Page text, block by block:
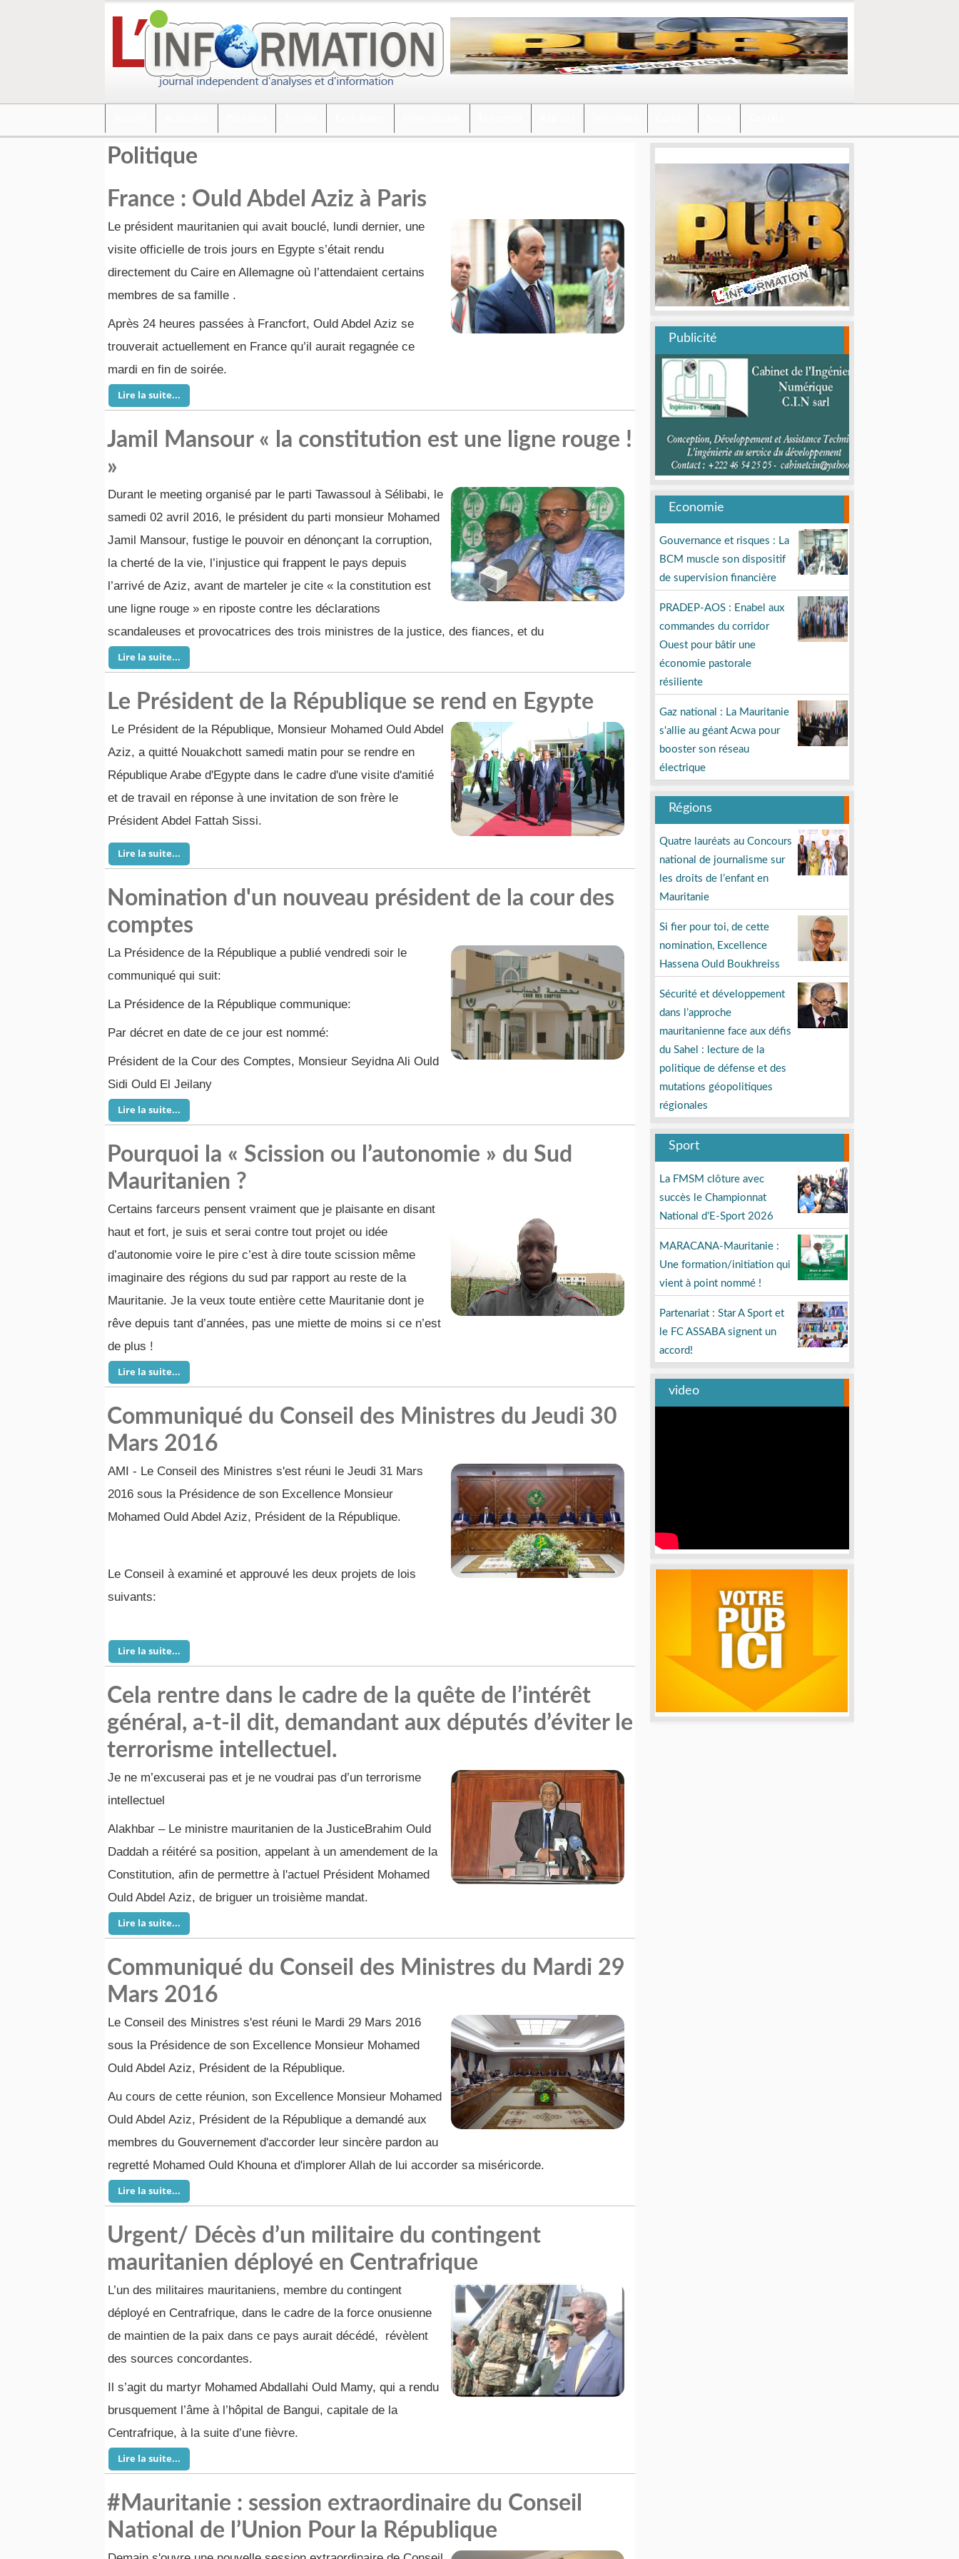
Publicité
Economie
Gouvernance et risques : La
BCM muscle son dispositif
de supervision financière
PRADEP-AOS : Enabel aux
commandes du corridor
Ouest pour bâtir une
économie pastorale
résiliente
Gaz national : La Mauritanie
s'allie au géant Acwa pour
booster son réseau
électrique
Régions
Quatre lauréats au Concours
national de journalisme sur
les droits de l’enfant en
Mauritanie
Si fier pour toi, de cette
nomination, Excellence
Hassena Ould Boukhreiss
Sécurité et développement
dans l’approche
mauritanienne face aux défis
du Sahel : lecture de la
politique de défense et des
mutations géopolitiques
régionales
Sport
La FMSM clôture avec
succès le Championnat
National d’E-Sport 2026
MARACANA-Mauritanie :
Une formation/initiation qui
vient à point nommé !
Partenariat : Star A Sport et
le FC ASSABA signent un
accord!
video
Politique
France : Ould Abdel Aziz à Paris
Le président mauritanien qui avait bouclé, lundi dernier, une
visite officielle de trois jours en Egypte s’était rendu
directement du Caire en Allemagne où l’attendaient certains
membres de sa famille .
Après 24 heures passées à Francfort, Ould Abdel Aziz se
trouverait actuellement en France qu’il aurait regagnée ce
mardi en fin de soirée.
Lire la suite...
Jamil Mansour « la constitution est une ligne rouge !
»
Durant le meeting organisé par le parti Tawassoul à Sélibabi, le
samedi 02 avril 2016, le président du parti monsieur Mohamed
Jamil Mansour, fustige le pouvoir en dénonçant la corruption,
la cherté de la vie, l’injustice qui frappent le pays depuis
l’arrivé de Aziz, avant de marteler je cite « la constitution est
une ligne rouge » en riposte contre les déclarations
scandaleuses et provocatrices des trois ministres de la justice, des fiances, et du
Lire la suite...
Le Président de la République se rend en Egypte
Le Président de la République, Monsieur Mohamed Ould Abdel
Aziz, a quitté Nouakchott samedi matin pour se rendre en
République Arabe d'Egypte dans le cadre d'une visite d'amitié
et de travail en réponse à une invitation de son frère le
Président Abdel Fattah Sissi.
Lire la suite...
Nomination d'un nouveau président de la cour des
comptes
La Présidence de la République a publié vendredi soir le
communiqué qui suit:
La Présidence de la République communique:
Par décret en date de ce jour est nommé:
Président de la Cour des Comptes, Monsieur Seyidna Ali Ould
Sidi Ould El Jeilany
Lire la suite...
Pourquoi la « Scission ou l’autonomie » du Sud
Mauritanien ?
Certains farceurs pensent vraiment que je plaisante en disant
haut et fort, je suis et serai contre tout projet ou idée
d’autonomie voire le pire c’est à dire toute scission même
imaginaire des régions du sud par rapport au reste de la
Mauritanie. Je la veux toute entière cette Mauritanie dont je
rêve depuis tant d’années, pas une miette de moins si ce n’est
de plus !
Lire la suite...
Communiqué du Conseil des Ministres du Jeudi 30
Mars 2016
AMI - Le Conseil des Ministres s'est réuni le Jeudi 31 Mars
2016 sous la Présidence de son Excellence Monsieur
Mohamed Ould Abdel Aziz, Président de la République.
Le Conseil à examiné et approuvé les deux projets de lois
suivants:
Lire la suite...
Cela rentre dans le cadre de la quête de l’intérêt
général, a-t-il dit, demandant aux députés d’éviter le
terrorisme intellectuel.
Je ne m’excuserai pas et je ne voudrai pas d’un terrorisme
intellectuel
Alakhbar – Le ministre mauritanien de la JusticeBrahim Ould
Daddah a réitéré sa position, appelant à un amendement de la
Constitution, afin de permettre à l'actuel Président Mohamed
Ould Abdel Aziz, de briguer un troisième mandat.
Lire la suite...
Communiqué du Conseil des Ministres du Mardi 29
Mars 2016
Le Conseil des Ministres s'est réuni le Mardi 29 Mars 2016
sous la Présidence de son Excellence Monsieur Mohamed
Ould Abdel Aziz, Président de la République.
Au cours de cette réunion, son Excellence Monsieur Mohamed
Ould Abdel Aziz, Président de la République a demandé aux
membres du Gouvernement d'accorder leur sincère pardon au
regretté Mohamed Ould Khouna et d'implorer Allah de lui accorder sa miséricorde.
Lire la suite...
Urgent/ Décès d’un militaire du contingent
mauritanien déployé en Centrafrique
L’un des militaires mauritaniens, membre du contingent
déployé en Centrafrique, dans le cadre de la force onusienne
de maintien de la paix dans ce pays aurait décédé, révèlent
des sources concordantes.
Il s’agit du martyr Mohamed Abdallahi Ould Mamy, qui a rendu
brusquement l’âme à l’hôpital de Bangui, capitale de la
Centrafrique, à la suite d’une fièvre.
Lire la suite...
#Mauritanie : session extraordinaire du Conseil
National de l’Union Pour la République